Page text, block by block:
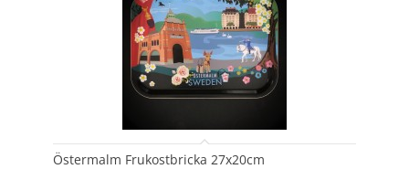
Östermalm Frukostbricka 27x20cm